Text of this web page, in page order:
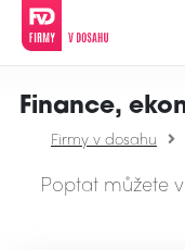
Finance,
Firmy v dosahu
Poptat můžete